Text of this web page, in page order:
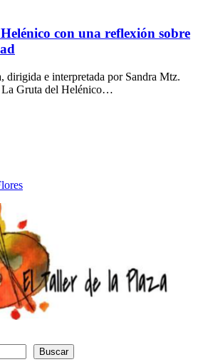
con una reflexión sobre
dirigida e interpretada por Sandra Mtz.
Gruta del Helénico…
Buscar